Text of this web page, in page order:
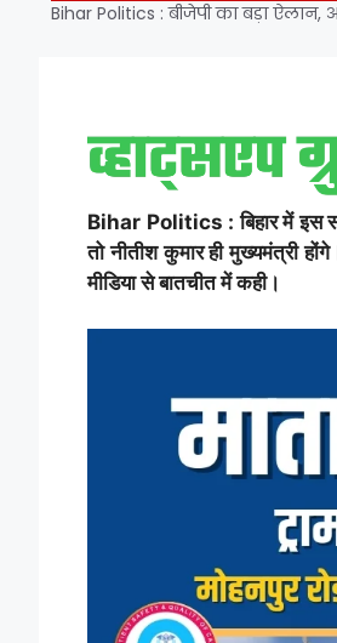
Bihar Politics : बीजेपी का बड़ा ऐलान,
Bihar Politics : बिहार में इस
तो नीतीश कुमार ही मुख्यमंत्री
मीडिया से बातचीत में कही।